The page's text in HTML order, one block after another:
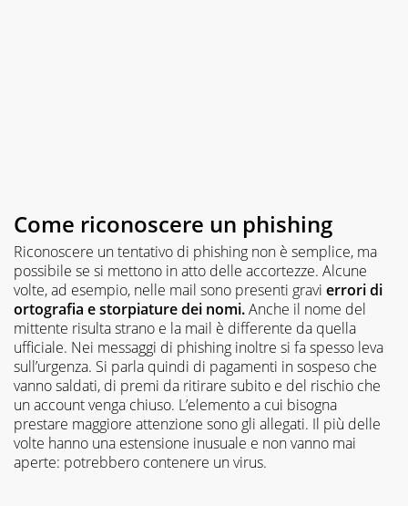
Come riconoscere un phishing
Riconoscere un tentativo di phishing non è semplice, ma
possibile se si mettono in atto delle accortezze. Alcune
volte, ad esempio, nelle mail sono presenti gravi errori di
ortografia e storpiature dei nomi.Anche il nome del
mittente risulta strano e la mail è differente da quella
ufficiale. Nei messaggi di phishing inoltre si fa spesso leva
sull’urgenza. Si parla quindi di pagamenti in sospeso che
vanno saldati, di premi da ritirare subito e del rischio che
un account venga chiuso. L’elemento a cui bisogna
prestare maggiore attenzione sono gli allegati. Il più delle
volte hanno una estensione inusuale e non vanno mai
aperte: potrebbero contenere un virus.